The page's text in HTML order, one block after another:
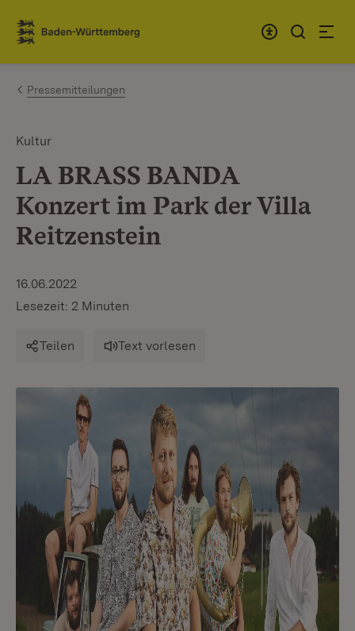
Zum Inhalt springen
Link zur Startseite
Pressemitteilungen
Kultur
LA BRASS BANDA
Konzert im Park der Villa
Reitzenstein
16.06.2022
Lesezeit: 2 Minuten
Teilen Text vorlesen